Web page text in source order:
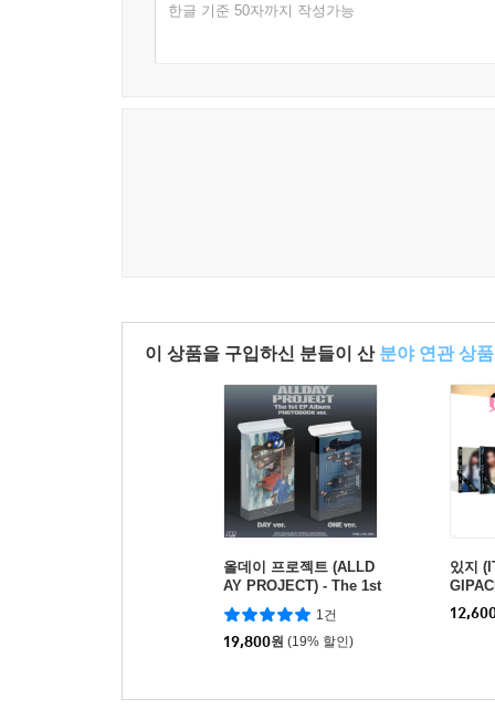
한글 기준 50자까지 작성가능
이 상품을 구입하신 분들이 산 분야 연관 상품
올데이 프로젝트 (ALLD
AY PROJECT) - The 1st
EP Album 'ALLDAY PR
OJECT' [PHOTOBOOK
ver.][2종 중 1종 랜덤발
1건
19,800원 (19% 할인)
있지
종 랜